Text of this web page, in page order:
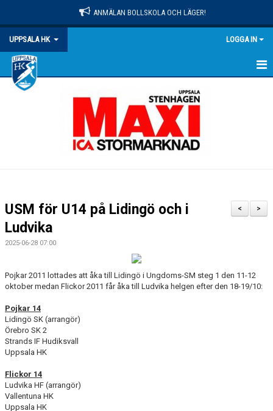
ANMÄLAN BOLLSKOLA OCH LÄGER!
UPPSALA HK LOGGA IN
HEM
KONTAKT
DOKUMENT
PRAKTISK INFO
>
<
USM för U14 på Lidingö och i
Ludvika
2025-06-28 07:00
Pojkar 2011 lottades att åka till Lidingö i Ungdoms-SM steg 1 den 11-12
oktober medan Flickor 2011 får åka till Ludvika helgen efter den 18-19/10:
Pojkar 14
Lidingö SK (arrangör)
Örebro SK 2
Strands IF Hudiksvall
Uppsala HK
Flickor 14
Ludvika HF (arrangör)
Vallentuna HK
Uppsala HK